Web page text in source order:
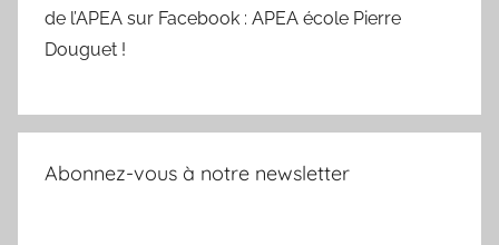
de l’APEA sur Facebook : APEA école Pierre
Douguet !
Abonnez-vous à notre newsletter